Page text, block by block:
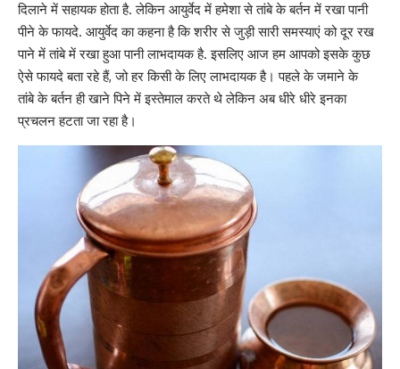
दिलाने में सहायक होता है. लेकिन आयुर्वेद में हमेशा से तांबे के बर्तनमें रखा पानी
पीनेके फायदे. आयुर्वेद का कहना है कि शरीर से जुड़ी सारी समस्याएं को दूर रख
पाने में तांबे में रखा हुआ पानी लाभदायक है. इसलिए आज हम आपको इसके कुछ
ऐसे फायदे बता रहे हैं, जो हर किसी के लिए लाभदायक है। पहले के जमाने के
तांबे के बर्तन ही खाने पिने में इस्तेमाल करते थे लेकिन अब धीरे धीरे इनका
प्रचलन हटता जा रहा है।